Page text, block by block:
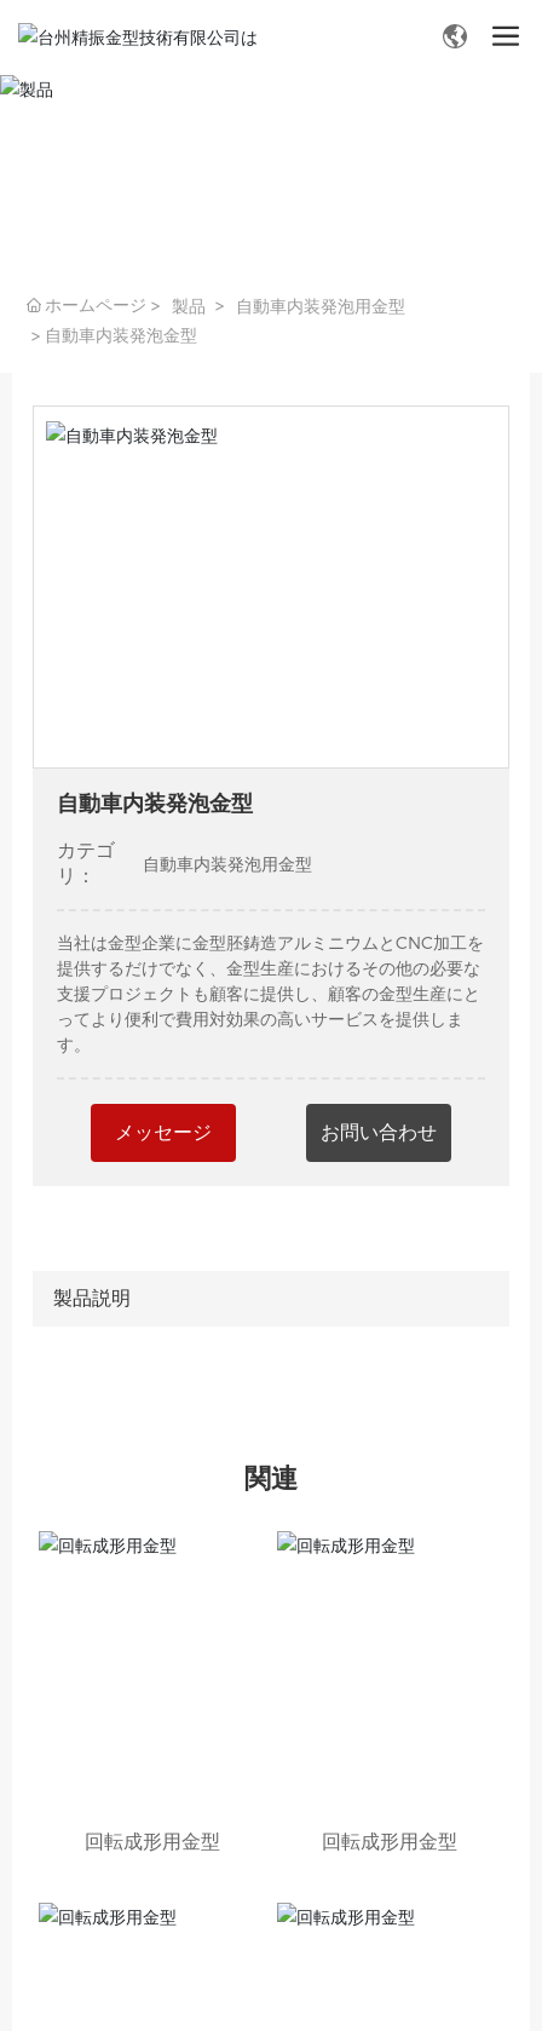
- 製品 -
ホームページ 製品
自動車内装発泡用金型
自動車内装発泡金型
自動車内装発泡金型
カテゴ
リ：
自動車内装発泡用金型
当社は金型企業に金型胚鋳造アルミニウムとCNC加工を
提供するだけでなく、金型生産におけるその他の必要な
支援プロジェクトも顧客に提供し、顧客の金型生産にと
ってより便利で費用対効果の高いサービスを提供しま
す。
メッセージ お問い合わせ
製品説明
関連
回転成形用金型 回転成形用金型